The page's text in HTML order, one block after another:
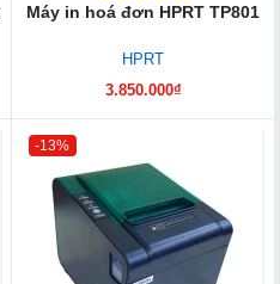
Máy in hoá đơn HPRT TP801
HPRT
3.850.000₫
-13%